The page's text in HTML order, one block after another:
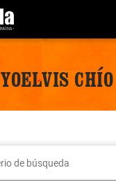
YOELVIS CHÍO